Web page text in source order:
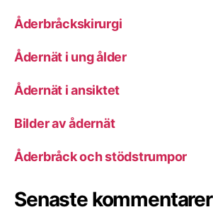
Åderbråckskirurgi
Ådernät i ung ålder
Ådernät i ansiktet
Bilder av ådernät
Åderbråck och stödstrumpor
Senaste kommentarer